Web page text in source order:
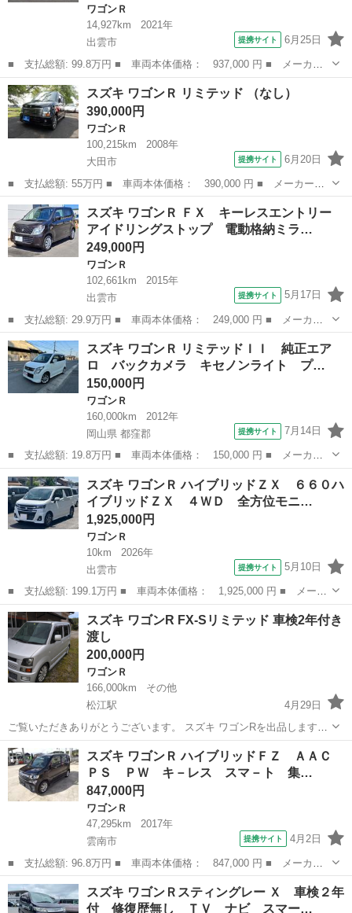
ワゴンＲ
14,927km
2021年
出雲市
提携サイト 6月25日
■ 支払総額: 99.8万円 ■ 車両本体価格： 937,000 円 ■ メーカー
名： スズキ ■ 車種名： ワゴンＲ ■ グレード名： ハイブリッ
ドＦＸ スマートキー シートヒーター クリアランスソナー レー
ンアシスト ...
島根 出雲市 ワゴンＲ
スズキ ワゴンＲ リミテッド （なし）
390,000円
ワゴンＲ
100,215km
2008年
大田市
提携サイト 6月20日
■ 支払総額: 55万円 ■ 車両本体価格： 390,000 円 ■ メーカー
名： スズキ ■ 車種名： ワゴンＲ ■ グレード名： リミテッド
■ 排気量： 660cc ■ ドア枚数： 5D ■ ミッション： コラム
AT...
島根 大田市 ワゴンＲ
スズキ ワゴンＲ ＦＸ キーレスエントリー
アイドリングストップ 電動格納ミラ…
249,000円
ワゴンＲ
102,661km
2015年
出雲市
提携サイト 5月17日
■ 支払総額: 29.9万円 ■ 車両本体価格： 249,000 円 ■ メーカー
名： スズキ ■ 車種名： ワゴンＲ ■ グレード名： ＦＸ キー
レスエントリー アイドリングストップ 電動格納ミラー シートヒ
ーター ベン...
島根 出雲市 ワゴンＲ
スズキ ワゴンＲ リミテッドＩＩ 純正エア
ロ バックカメラ キセノンライト プ…
150,000円
ワゴンＲ
160,000km
2012年
岡山県 都窪郡
提携サイト 7月14日
■ 支払総額: 19.8万円 ■ 車両本体価格： 150,000 円 ■ メーカー
名： スズキ ■ 車種名： ワゴンＲ ■ グレード名： リミテッド
ＩＩ 純正エアロ バックカメラ キセノンライト プッシュスター
ト シートヒ...
岡山 都窪郡 ワゴンＲ
スズキ ワゴンＲ ハイブリッドＺＸ ６６０ハ
イブリッドＺＸ ４ＷＤ 全方位モニ…
1,925,000円
ワゴンＲ
10km
2026年
出雲市
提携サイト 5月10日
■ 支払総額: 199.1万円 ■ 車両本体価格： 1,925,000 円 ■ メーカ
ー名： スズキ ■ 車種名： ワゴンＲ ■ グレード名： ハイブリ
ッドＺＸ ６６０ハイブリッドＺＸ ４ＷＤ 全方位モニタ用カメラ
パック ...
島根 出雲市 ワゴンＲ
スズキ ワゴンR FX-Sリミテッド 車検2年付き
渡し
200,000円
ワゴンＲ
166,000km
その他
松江駅
4月29日
ご覧いただきありがとうございます。 スズキ ワゴンRを出品します。
車検を新たに取得して、車検2年付きでお渡しします。 【車両情報】
・メーカー：スズキ ・車種：ワゴンR ・グレード：FX-Sリミテッド
・年式...
島根 松江市 松江駅 ワゴンＲ ワゴンR
スズキ ワゴンＲ ハイブリッドＦＺ ＡＡＣ
ＰＳ ＰＷ キ－レス スマ－ト 集…
847,000円
ワゴンＲ
47,295km
2017年
雲南市
提携サイト 4月2日
■ 支払総額: 96.8万円 ■ 車両本体価格： 847,000 円 ■ メーカー
名： スズキ ■ 車種名： ワゴンＲ ■ グレード名： ハイブリッ
ドＦＺ ＡＡＣ ＰＳ ＰＷ キ－レス スマ－ト 集中ドアロッ
ク ダブルエア...
島根 雲南市 ワゴンＲ
スズキ ワゴンＲスティングレー Ｘ 車検２年
付 修復歴無し ＴＶ ナビ スマー…